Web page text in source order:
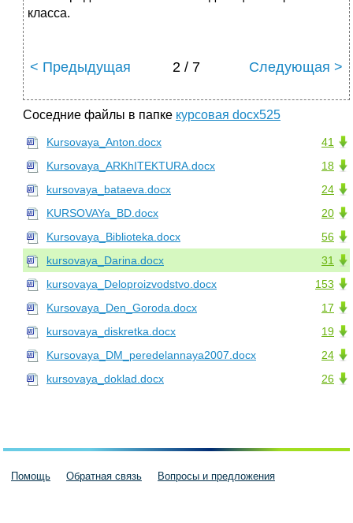
класса.
< Предыдущая 2 / 7 Следующая >
Соседние файлы в папке курсовая docx525
41
Kursovaya_Anton.docx
18
Kursovaya_ARKhITEKTURA.docx
24
kursovaya_bataeva.docx
20
KURSOVAYa_BD.docx
56
Kursovaya_Biblioteka.docx
31
kursovaya_Darina.docx
153
kursovaya_Deloproizvodstvo.docx
17
Kursovaya_Den_Goroda.docx
19
kursovaya_diskretka.docx
24
Kursovaya_DM_peredelannaya2007.docx
26
kursovaya_doklad.docx
Помощь Обратная связь Вопросы и предложения